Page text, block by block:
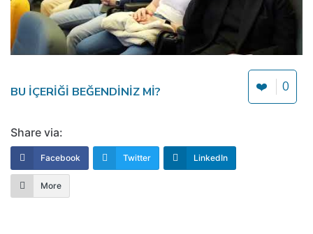
BU IÇERIĞI BEĞENDINIZ MI? ❤️ 0
Share via:
Facebook Twitter LinkedIn
More